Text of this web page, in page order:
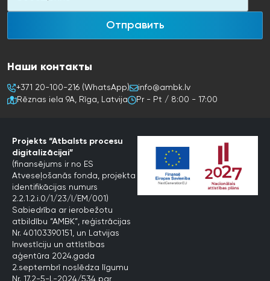
Отправить
Наши контакты
+371 20-100-216 (WhatsApp)
info@ambk.lv
Rēznas iela 9A, Rīga, Latvija
Pr - Pt / 8:00 - 17:00
Projekts “Atbalsts procesu
digitalizācijai”
(finansējums ir no ES
Atveseļošanās fonda, projekta
identifikācijas numurs
2.2.1.2.i.0/1/23/I/EM/001)
Sabiedrība ar ierobežotu
atbildību “AMBK”, reģistrācijas
Nr. 40103390151, un Latvijas
Investīciju un attīstības
aģentūra 2024.gada
2.septembrī noslēdza līgumu
Nr. 17.2-5-L-2024/534 par